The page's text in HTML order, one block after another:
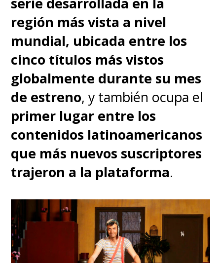
región más vista a nivel
mundial, ubicada entre los
cinco títulos más vistos
globalmente durante su mes
de estreno, y también ocupa el
primer lugar entre los
contenidos latinoamericanos
que más nuevos suscriptores
trajeron a la plataforma.